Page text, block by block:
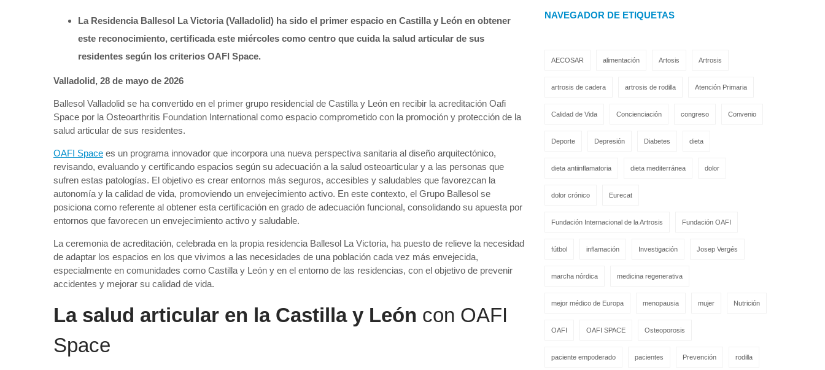
La Residencia Ballesol La Victoria (Valladolid) ha sido el primer espacio en Castilla y León en obtener
este reconocimiento, certificada este miércoles como centro que cuida la salud articular de sus
residentes según los criterios OAFI Space.
Valladolid, 28 de mayo de 2026
Ballesol Valladolid se ha convertido en el primer grupo residencial de Castilla y León en recibir la acreditación Oafi
Space por la Osteoarthritis Foundation International como espacio comprometido con la promoción y protección de la
salud articular de sus residentes.
OAFI Space es un programa innovador que incorpora una nueva perspectiva sanitaria al diseño arquitectónico,
revisando, evaluando y certificando espacios según su adecuación a la salud osteoarticular y a las personas que
sufren estas patologías. El objetivo es crear entornos más seguros, accesibles y saludables que favorezcan la
autonomía y la calidad de vida, promoviendo un envejecimiento activo. En este contexto, el Grupo Ballesol se
posiciona como referente al obtener esta certificación en grado de adecuación funcional, consolidando su apuesta por
entornos que favorecen un envejecimiento activo y saludable.
La ceremonia de acreditación, celebrada en la propia residencia Ballesol La Victoria, ha puesto de relieve la necesidad
de adaptar los espacios en los que vivimos a las necesidades de una población cada vez más envejecida,
especialmente en comunidades como Castilla y León y en el entorno de las residencias, con el objetivo de prevenir
accidentes y mejorar su calidad de vida.
La salud articular en la Castilla y León con OAFI
Space
NAVEGADOR DE ETIQUETAS
AECOSAR alimentación Artosis Artrosis
artrosis de cadera artrosis de rodilla Atención Primaria
Calidad de Vida Concienciación congreso Convenio
Deporte Depresión Diabetes dieta
dieta antiinflamatoria dieta mediterránea dolor
dolor crónico Eurecat
Fundación Internacional de la Artrosis Fundación OAFI
fútbol inflamación Investigación Josep Vergés
marcha nórdica medicina regenerativa
mejor médico de Europa menopausia mujer Nutrición
OAFI OAFI SPACE Osteoporosis
paciente empoderado pacientes Prevención rodilla